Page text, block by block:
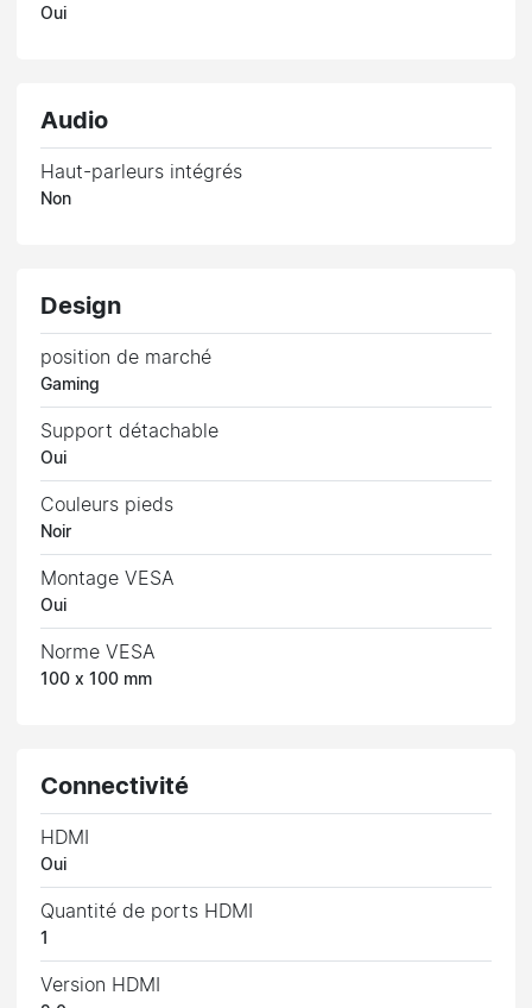
Oui
Audio
Haut-parleurs intégrés
Non
Design
position de marché
Gaming
Support détachable
Oui
Couleurs pieds
Noir
Montage VESA
Oui
Norme VESA
100 x 100 mm
Connectivité
HDMI
Oui
Quantité de ports HDMI
1
Version HDMI